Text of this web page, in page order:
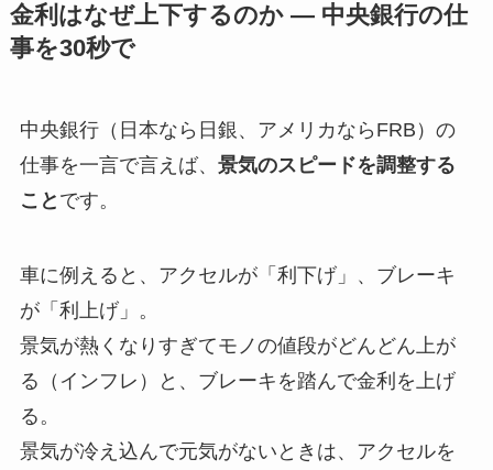
金利はなぜ上下するのか — 中央銀行の仕
事を30秒で
中央銀行（日本なら日銀、アメリカならFRB）の
仕事を一言で言えば、 景気のスピードを調整する
こと です。
車に例えると、アクセルが「利下げ」、ブレーキ
が「利上げ」。
景気が熱くなりすぎてモノの値段がどんどん上が
る（インフレ）と、ブレーキを踏んで金利を上げ
る。
景気が冷え込んで元気がないときは、アクセルを